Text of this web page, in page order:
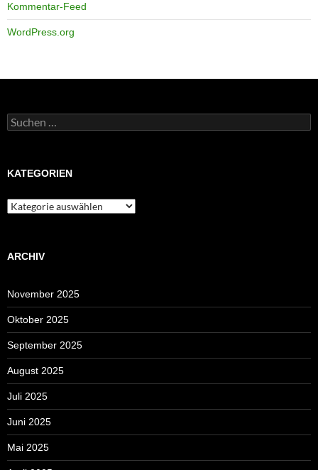
Kommentar-Feed
WordPress.org
Suchen
nach:
KATEGORIEN
Kategorien
ARCHIV
November 2025
Oktober 2025
September 2025
August 2025
Juli 2025
Juni 2025
Mai 2025